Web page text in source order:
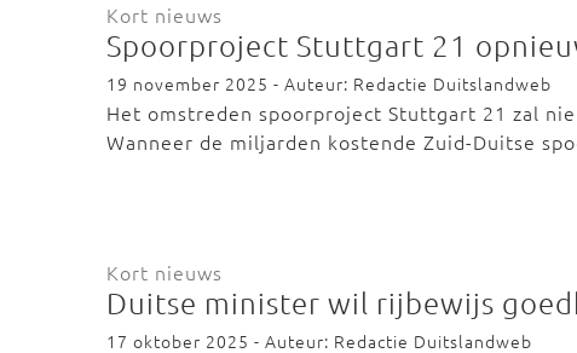
Kort nieuws
Spoorproject Stuttgart 21
19 november 2025 - Auteur: Redactie Duitslandweb
Het omstreden spoorproject Stuttgart 21 zal
Wanneer de miljarden kostende Zuid-Duitse
Kort nieuws
Duitse minister wil rijbewijs
17 oktober 2025 - Auteur: Redactie Duitslandweb